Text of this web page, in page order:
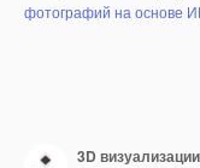
фотографий на основе
3D